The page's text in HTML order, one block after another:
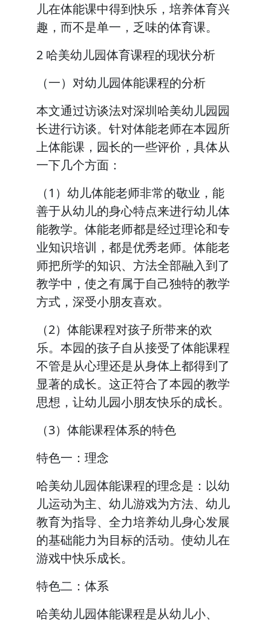
儿在体能课中得到快乐，培养体育兴
趣，而不是单一，乏味的体育课。
2 哈美幼儿园体育课程的现状分析
（一）对幼儿园体能课程的分析
本文通过访谈法对深圳哈美幼儿园园
长进行访谈。针对体能老师在本园所
上体能课，园长的一些评价，具体从
一下几个方面：
（1）幼儿体能老师非常的敬业，能
善于从幼儿的身心特点来进行幼儿体
能教学。体能老师都是经过理论和专
业知识培训，都是优秀老师。体能老
师把所学的知识、方法全部融入到了
教学中，使之有属于自己独特的教学
方式，深受小朋友喜欢。
（2）体能课程对孩子所带来的欢
乐。本园的孩子自从接受了体能课程
不管是从心理还是从身体上都得到了
显著的成长。这正符合了本园的教学
思想，让幼儿园小朋友快乐的成长。
（3）体能课程体系的特色
特色一：理念
哈美幼儿园体能课程的理念是：以幼
儿运动为主、幼儿游戏为方法、幼儿
教育为指导、全力培养幼儿身心发展
的基础能力为目标的活动。使幼儿在
游戏中快乐成长。
特色二：体系
哈美幼儿园体能课程是从幼儿小、